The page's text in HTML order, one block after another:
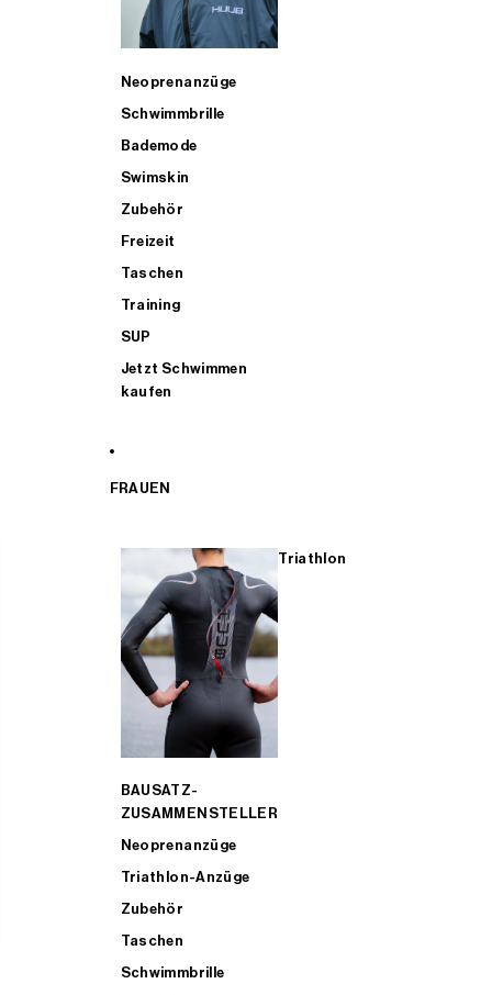
Neoprenanzüge
Schwimmbrille
Bademode
Swimskin
Zubehör
Freizeit
Taschen
Training
SUP
Jetzt Schwimmen
kaufen
FRAUEN
Triathlon
BAUSATZ-
ZUSAMMENSTELLER
Neoprenanzüge
Triathlon-Anzüge
Zubehör
Taschen
Schwimmbrille